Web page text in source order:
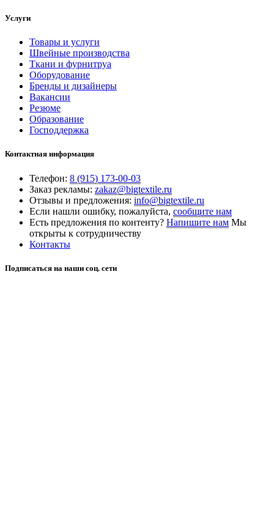
Услуги
Товары и услуги
Швейные производства
Ткани и фурнитруа
Оборудование
Бренды и дизайнеры
Вакансии
Резюме
Образование
Господдержка
Контактная информация
Телефон: 8 (915) 173-00-03
Заказ рекламы: zakaz@bigtextile.ru
Отзывы и предложения: info@bigtextile.ru
Если нашли ошибку, пожалуйста, сообщите нам
Есть предложения по контенту? Напишите нам Мы
открыты к сотрудничеству
Контакты
Подписаться на наши соц. сети